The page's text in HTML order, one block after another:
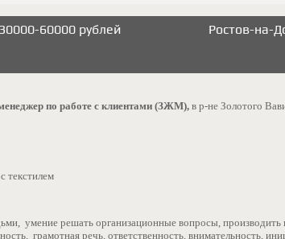
30000-60000 рублей Ростов-на-
по работе с клиентами (ЗЖМ),в р-не Золотого
текстилем
умение решать организационные вопросы, производить
грамотная речь, ответственность, внимательность,